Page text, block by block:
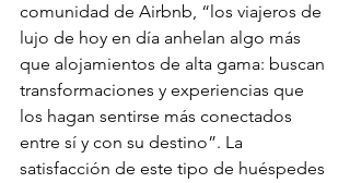
comunidad de Airbnb, “los viajeros de
lujo de hoy en día anhelan algo más
que alojamientos de alta gama: buscan
transformaciones y experiencias que
los hagan sentirse más conectados
entre sí y con su destino”. La
satisfacción de este tipo de huéspedes